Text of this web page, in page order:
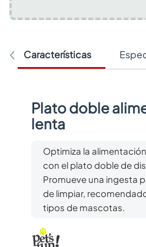
Características
Plato doble
lenta
Optimiza la
con el plato doble de
Promueve una ingesta
de limpiar,
tipos de mascotas.